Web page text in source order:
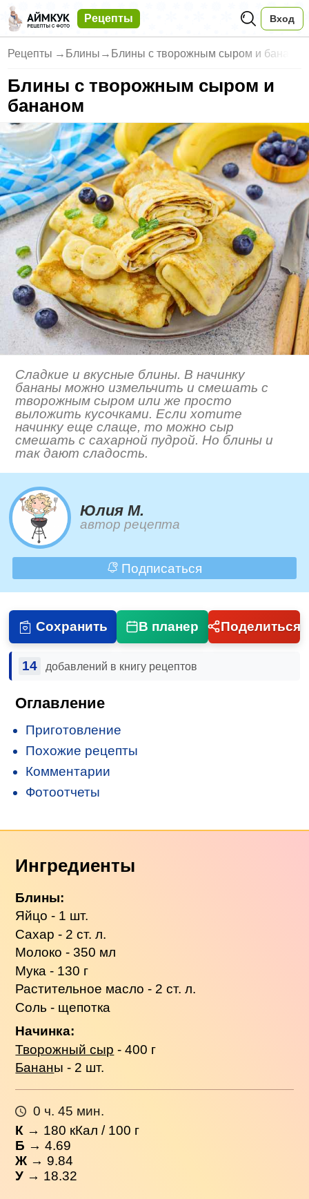
Рецепты Вход
Рецепты → Блины → Блины с творожным сыром и бана
Блины с творожным сыром и
бананом
Сладкие и вкусные блины. В начинку
бананы можно измельчить и смешать с
творожным сыром или же просто
выложить кусочками. Если хотите
начинку еще слаще, то можно сыр
смешать с сахарной пудрой. Но блины и
так дают сладость.
Юлия М.
автор рецепта
Подписаться
Сохранить В планер Поделиться
14 добавлений в книгу рецептов
Оглавление
Приготовление
Похожие рецепты
Комментарии
Фотоотчеты
Ингредиенты
Блины:
Яйцо - 1 шт.
Сахар - 2 ст. л.
Молоко - 350 мл
Мука - 130 г
Растительное масло - 2 ст. л.
Соль - щепотка
Начинка:
Творожный сыр - 400 г
Бананы - 2 шт.
0 ч. 45 мин.
К → 180 кКал / 100 г
Б → 4.69
Ж → 9.84
У → 18.32